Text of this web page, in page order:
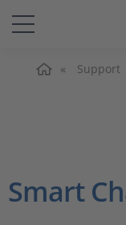
Solutions &
Support
Smart